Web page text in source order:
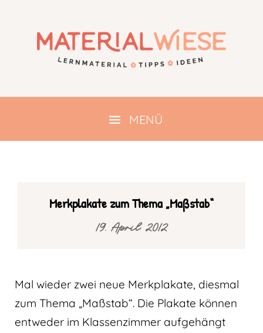
Merkplakate zum Thema „Maßstab“
19. April 2012
Mal wieder zwei neue Merkplakate, diesmal
zum Thema „Maßstab“. Die Plakate können
entweder im Klassenzimmer aufgehängt